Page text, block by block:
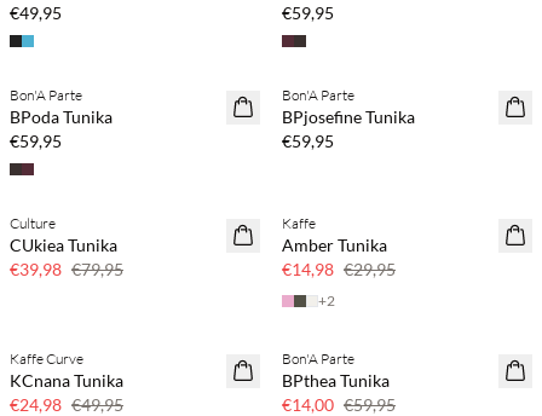
€49,95
€59,95
NEUHEITEN
Bon'A Parte
BPoda Tunika
€59,95
NEUHEITEN
Bon'A Parte
BPjosefine Tunika
€59,95
SAVE20
Culture
CUkiea Tunika
€39,98 €79,95
SAVE20
Kaffe
Amber Tunika
€14,98 €29,95
+2
SAVE20
Kaffe Curve
KCnana Tunika
€24,98 €49,95
Bon'A Parte
BPthea Tunika
€14,00 €59,95